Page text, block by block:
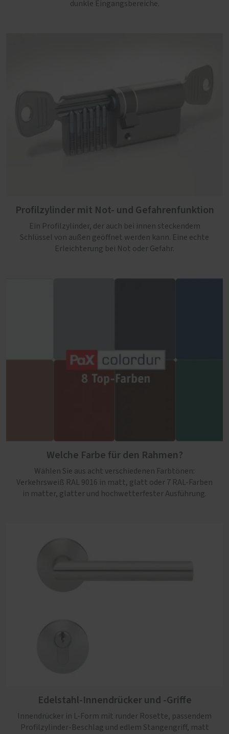
dunkle Eingangsbereiche.
Profilzylinder mit Not- und Gefahrenfunktion
Ein Profilzylinder, der auch bei innen steckendem
Schlüssel von außen geöffnet werden kann. Eine echte
Erleichterung bei Not oder Gefahr.
Welche Farbe für den Rahmen?
Wählen Sie aus acht verschiedenen Farbtönen:
Verkehrsweiß RAL 9016 in matt, glatt oder 7 RAL-Farben
in matter, glatter und hochwetterfester Ausführung.
Edelstahl-Innendrücker und -Griffe
Innendrücker in L-Form mit runder Rosette, passendem
Profilzylinder-Beschlag und edlem Stangengriff, matt